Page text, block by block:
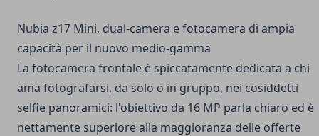
Nubia z17 Mini, dual-camera e fotocamera di ampia
capacità per il nuovo medio-gamma
La fotocamera frontale è spiccatamente dedicata a chi
ama fotografarsi, da solo o in gruppo, nei cosiddetti
selfie panoramici: l'obiettivo da 16 MP parla chiaro ed è
nettamente superiore alla maggioranza delle offerte